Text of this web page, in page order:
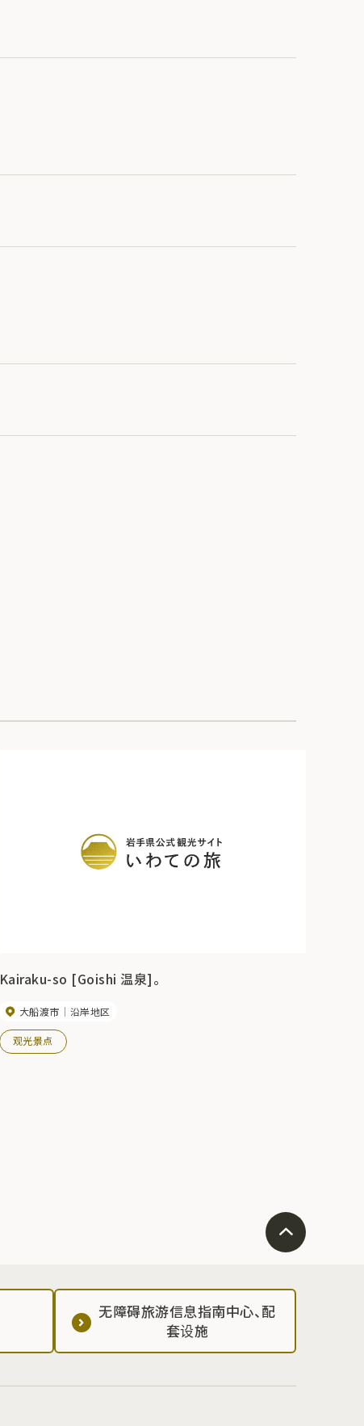
Kairaku-so [Goishi 温泉]。
大船渡市 沿岸地区
观光景点
无障碍旅游信息指南中心、配
套设施